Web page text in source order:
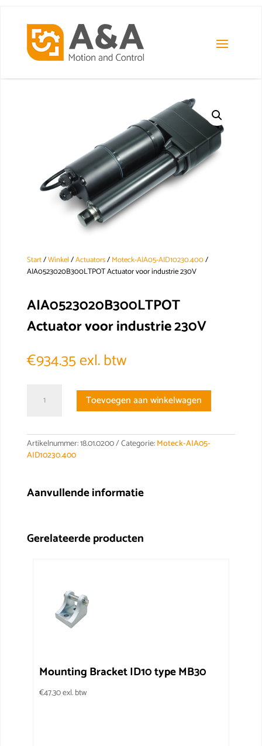
Start/Winkel/Actuators/Moteck-AIA05-AID10230.400/
AIA0523020B300LTPOT Actuator voor industrie 230V
AIA0523020B300LTPOT
Actuator voor industrie 230V
€934.35exl. btw
AIA0523020B300LTPOT
Actuator
230V
aantal
Toevoegen aan winkelwagen
Artikelnummer:18.01.0200 Categorie:Moteck-AIA05-
AID10230.400
Aanvullende informatie
Gerelateerde producten
Mounting Bracket ID10 type MB30
€47.30exl. btw